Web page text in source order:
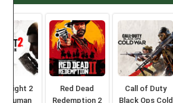
Call of Duty
Red Dead
Light 2